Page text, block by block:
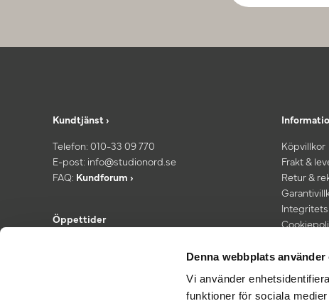
Denna webbplats använder
Vi använder
funktioner för sociala
Kundtjänst ›
Telefon:010-33 09 770
E-post: info@studionord.se
FAQ: Kundforum ›
Öppettider
Showroom: Fredagar 13.00–16:30
Köpvillkor
Frakt &
Retur &